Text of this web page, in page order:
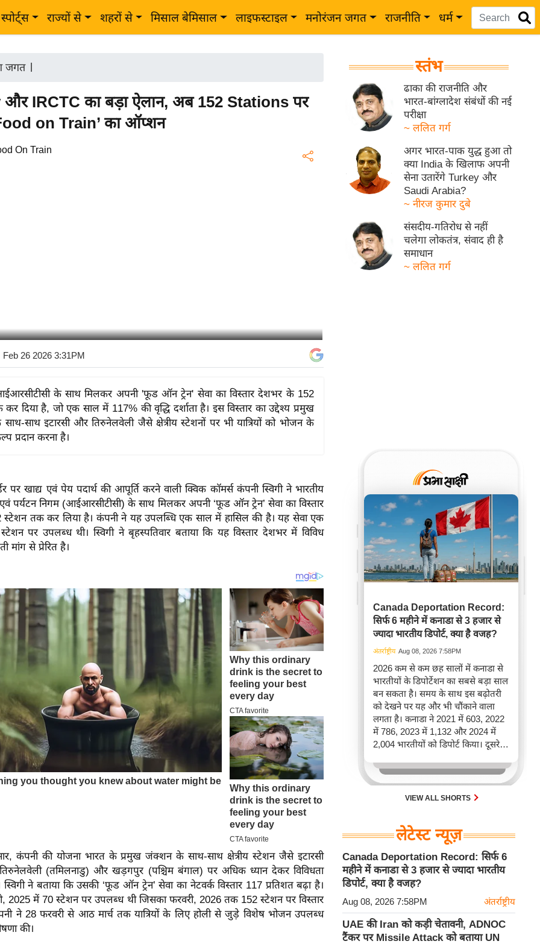
स्पोर्ट्स राज्यों से शहरों से मिसाल बेमिसाल लाइफस्टाइल मनोरंजन जगत राजनीति धर्म
जगत|
IRCTC का बड़ा ऐलान, अब 152 Stations पर
on Train’ का ऑप्शन
Feb 26 2026 3:31PM
के साथ मिलकर अपनी 'फूड ऑन ट्रेन' सेवा का विस्तार देशभर के 152
दिया है, जो एक साल में 117% की वृद्धि दर्शाता है। इस विस्तार का उद्देश्य प्रमुख
साथ इटारसी और तिरुनेलवेली जैसे क्षेत्रीय स्टेशनों पर भी यात्रियों को भोजन के
प्रदान करना है।
पर खाद्य एवं पेय पदार्थ की आपूर्ति करने वाली क्विक कॉमर्स कंपनी स्विगी ने भारतीय
पर्यटन निगम (आईआरसीटीसी) के साथ मिलकर अपनी ‘फूड ऑन ट्रेन’ सेवा का विस्तार
तक कर लिया है। कंपनी ने यह उपलब्धि एक साल में हासिल की है। यह सेवा एक
पर उपलब्ध थी। स्विगी ने बृहस्पतिवार बताया कि यह विस्तार देशभर में विविध
मांग से प्रेरित है।
कंपनी की योजना भारत के प्रमुख जंक्शन के साथ-साथ क्षेत्रीय स्टेशन जैसे इटारसी
(तमिलनाडु) और खड़गपुर (पश्चिम बंगाल) पर अधिक ध्यान देकर विविधता
ने बताया कि उसकी ‘फूड ऑन ट्रेन’ सेवा का नेटवर्क विस्तार 117 प्रतिशत बढ़ा है।
2025 में 70 स्टेशन पर उपलब्ध थी जिसका फरवरी, 2026 तक 152 स्टेशन पर विस्तार
ने 28 फरवरी से आठ मार्च तक यात्रियों के लिए होली से जुड़े विशेष भोजन उपलब्ध
की।
स्तंभ
ढाका की राजनीति और
भारत-बांग्लादेश संबंधों की नई
परीक्षा
~ ललित गर्ग
अगर भारत-पाक युद्ध हुआ तो
क्या India के खिलाफ अपनी
सेना उतारेंगे Turkey और
Saudi Arabia?
~ नीरज कुमार दुबे
संसदीय-गतिरोध से नहीं
चलेगा लोकतंत्र, संवाद ही है
समाधान
~ ललित गर्ग
Canada Deportation Record:
सिर्फ 6 महीने में कनाडा से 3 हजार से
ज्यादा भारतीय डिपोर्ट, क्या है वजह?
अंतर्राष्ट्रीय Aug 08, 2026 7:58PM
2026 कम से कम छह सालों में कनाडा से
भारतीयों के डिपोर्टेशन का सबसे बड़ा साल
बन सकता है। समय के साथ इस बढ़ोतरी
को देखने पर यह और भी चौंकाने वाला
लगता है। कनाडा ने 2021 में 603, 2022
में 786, 2023 में 1,132 और 2024 में
2,004 भारतीयों को डिपोर्ट किया। दूसरे
पूरे साल की तुलना में 2026 की पहली
छमाही में ज़्यादा भारतीयों को वापस भेजा
VIEW ALL SHORTS
लेटेस्ट न्यूज़
Canada Deportation Record: सिर्फ 6
महीने में कनाडा से 3 हजार से ज्यादा भारतीय
डिपोर्ट, क्या है वजह?
Aug 08, 2026 7:58PM अंतर्राष्ट्रीय
UAE की Iran को कड़ी चेतावनी, ADNOC
टैंकर पर Missile Attack को बताया UN